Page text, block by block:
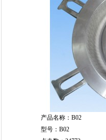
产品名称：B02
型号：B02